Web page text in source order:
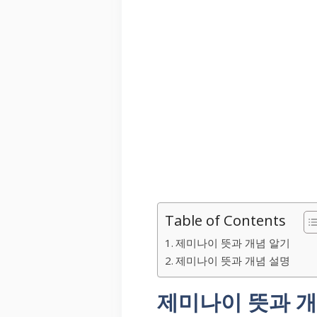
Table of Contents
제미나이 뜻과 개념 알기
제미나이 뜻과 개념 설명
제미나이 뜻과